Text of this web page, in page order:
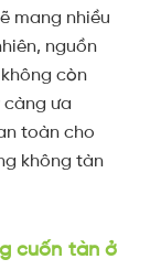
mang nhiều
nguồn
còn
càng ưa
toàn cho
không tàn
cuốn tàn ở